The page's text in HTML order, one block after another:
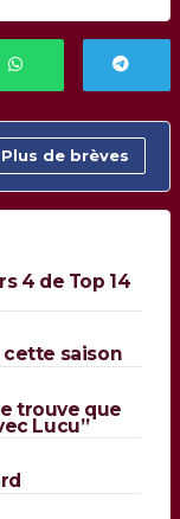
Plus de brèves
4 de Top 14
cette saison
trouve que
Lucu”